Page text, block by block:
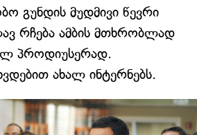
გუნდის მუდმივი წევრი
რჩება ამბის მთხრობლად
პროდიუსერად.
ახალ ინტერნებს.